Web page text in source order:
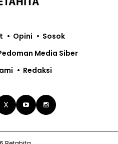
X
Opini
Sosok
Media Siber
Redaksi